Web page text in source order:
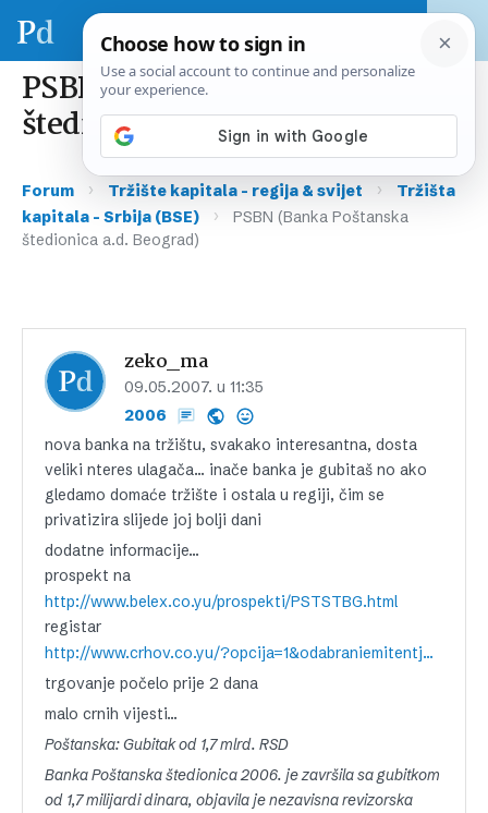
PSBN (Banka Poštanska
štedionica a.d. Beograd)
Forum › Tržište kapitala – regija & svijet ›
Tržišta
kapitala – Srbija (BSE)
›
PSBN (Banka Poštanska
štedionica a.d. Beograd)
zeko_ma
09.05.2007. u 11:35
2006
nova banka na tržištu, svakako interesantna, dosta
veliki nteres ulagača… inače banka je gubitaš no ako
gledamo domaće tržište i ostala u regiji, čim se
privatizira slijede joj bolji dani
dodatne informacije…
prospekt na
http://www.belex.co.yu/prospekti/PSTSTBG.html
registar
http://www.crhov.co.yu/?opcija=1&odabraniemitentjmb=07004893&isin=RSPSBGE91948
trgovanje počelo prije 2 dana
malo crnih vijesti…
Poštanska: Gubitak od 1,7 mlrd. RSD
Banka Poštanska štedionica 2006. je završila sa gubitkom
od 1,7 milijardi dinara, objavila je nezavisna revizorska